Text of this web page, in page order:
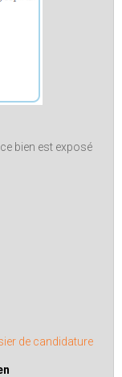
bien est exposé
de candidature